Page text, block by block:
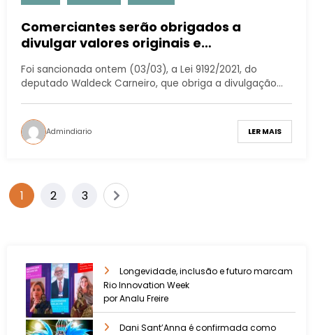
Comerciantes serão obrigados a
divulgar valores originais e
promocionais de produtos
Foi sancionada ontem (03/03), a Lei 9192/2021, do
deputado Waldeck Carneiro, que obriga a divulgação…
Admindiario LER MAIS
1 2 3
Longevidade, inclusão e futuro marcam
Rio Innovation Week
por Analu Freire
Dani Sant’Anna é confirmada como